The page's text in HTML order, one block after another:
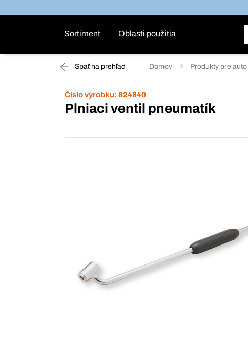
Sortiment Oblasti použitia
Späť na prehľad Domov Produkty pre auto
Číslo výrobku: 824840
Plniaci ventil pneumatík